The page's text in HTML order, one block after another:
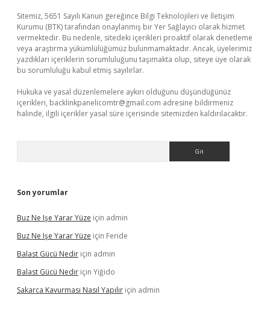
Sitemiz, 5651 Sayılı Kanun gereğince Bilgi Teknolojileri ve İletişim
Kurumu (BTK) tarafından onaylanmış bir Yer Sağlayıcı olarak hizmet
vermektedir. Bu nedenle, sitedeki içerikleri proaktif olarak denetleme
veya araştırma yükümlülüğümüz bulunmamaktadır. Ancak, üyelerimiz
yazdıkları içeriklerin sorumluluğunu taşımakta olup, siteye üye olarak
bu sorumluluğu kabul etmiş sayılırlar.
Hukuka ve yasal düzenlemelere aykırı olduğunu düşündüğünüz
içerikleri, backlinkpanelicomtr@gmail.com adresine bildirmeniz
halinde, ilgili içerikler yasal süre içerisinde sitemizden kaldırılacaktır.
Son yorumlar
Buz Ne Işe Yarar Yüze için admin
Buz Ne Işe Yarar Yüze için Feride
Balast Gücü Nedir için admin
Balast Gücü Nedir için Yiğido
Sakarca Kavurması Nasıl Yapılır için admin